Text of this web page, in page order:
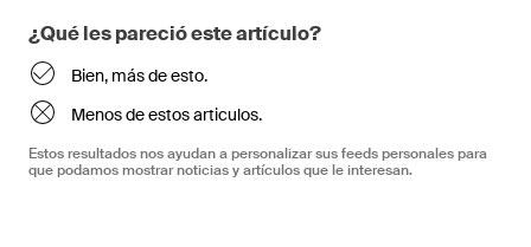
¿Qué les pareció este artículo?
Bien, más de esto.
Menos de estos articulos.
Estos resultados nos ayudan a personalizar sus feeds personales para
que podamos mostrar noticias y artículos que le interesan.